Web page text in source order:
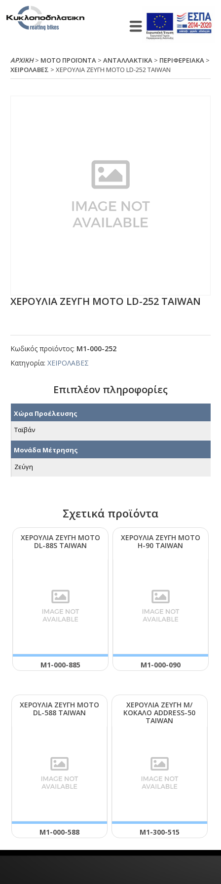
ΑΡΧΙΚΉ> ΜΟΤΟ ΠΡΟΪΟΝΤΑ >ΑΝΤΑΛΛΑΚΤΙΚΑ > ΠΕΡΙΦΕΡΕΙΑΚΑ >
ΧΕΙΡΟΛΑΒΕΣ > ΧΕΡΟΥΛΙΑ ΖΕΥΓΗ ΜΟΤΟ LD-252 ΤΑΙWΑΝ
ΧΕΡΟΥΛΙΑ ΖΕΥΓΗ ΜΟΤΟ LD-252 ΤΑΙWΑΝ
Κωδικός προϊόντος: Μ1-000-252
Κατηγορία:ΧΕΙΡΟΛΑΒΕΣ
Επιπλέον πληροφορίες
Χώρα Προέλευσης
Ταϊβάν
Μονάδα Μέτρησης
Ζεύγη
Σχετικά προϊόντα
ΧΕΡΟΥΛΙΑ ΖΕΥΓΗ ΜΟΤΟ
DL-88S ΤΑΙWΑΝ
Μ1-000-885
ΧΕΡΟΥΛΙΑ ΖΕΥΓΗ ΜΟΤΟ
Η-90 ΤΑΙWΑΝ
Μ1-000-090
ΧΕΡΟΥΛΙΑ ΖΕΥΓΗ ΜΟΤΟ
DL-588 ΤΑΙWΑΝ
Μ1-000-588
ΧΕΡΟΥΛΙΑ ΖΕΥΓΗ Μ/
ΚΟΚΑΛΟ ΑDDRΕSS-50
ΤΑΙWΑΝ
Μ1-300-515